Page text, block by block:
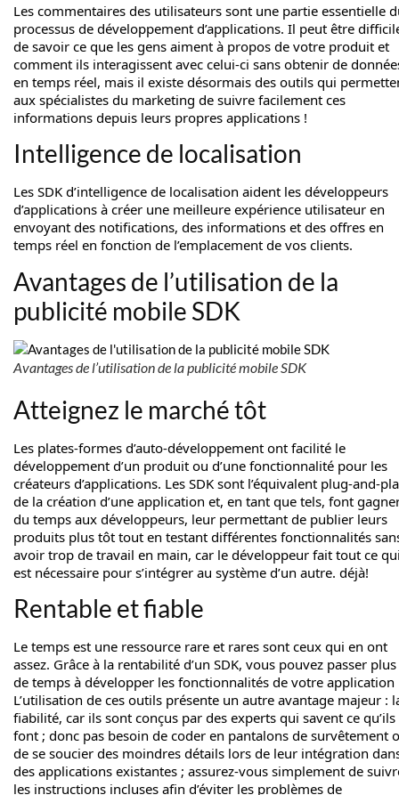
Les commentaires des utilisateurs sont une partie essentielle
processus de développement d’applications. Il peut être
de savoir ce que les gens aiment à propos de votre produit et
comment ils interagissent avec celui-ci sans obtenir de
en temps réel, mais il existe désormais des outils qui
aux spécialistes du marketing de suivre facilement ces
informations depuis leurs propres applications !
Intelligence de localisation
Les SDK d’intelligence de localisation aident les développeurs
d’applications à créer une meilleure expérience utilisateur en
envoyant des notifications, des informations et des offres en
temps réel en fonction de l’emplacement de vos clients.
Avantages de l’utilisation de la
publicité mobile SDK
Avantages de l’utilisation de la publicité mobile SDK
Atteignez le marché tôt
Les plates-formes d’auto-développement ont facilité le
développement d’un produit ou d’une fonctionnalité pour les
créateurs d’applications. Les SDK sont l’équivalent plug-and-
de la création d’une application et, en tant que tels, font
du temps aux développeurs, leur permettant de publier leurs
produits plus tôt tout en testant différentes fonctionnalités
avoir trop de travail en main, car le développeur fait tout ce
est nécessaire pour s’intégrer au système d’un autre. déjà!
Rentable et fiable
Le temps est une ressource rare et rares sont ceux qui en ont
assez. Grâce à la rentabilité d’un SDK, vous pouvez passer plus
de temps à développer les fonctionnalités de votre application
L’utilisation de ces outils présente un autre avantage majeur :
fiabilité, car ils sont conçus par des experts qui savent ce qu’ils
font ; donc pas besoin de coder en pantalons de survêtement
de se soucier des moindres détails lors de leur intégration
des applications existantes ; assurez-vous simplement de
les instructions incluses afin d’éviter les problèmes de